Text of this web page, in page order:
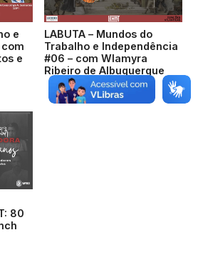
e
e
LABUTA – Mundos do
Trabalho e Independência
#06 – com Wlamyra
Ribeiro de Albuquerque
80